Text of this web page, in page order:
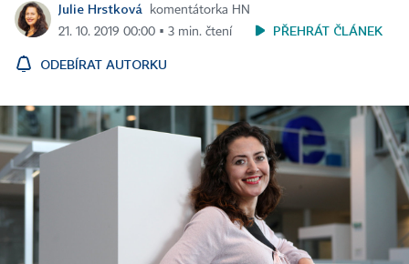
Julie Hrstková
komentátorka HN
21. 10. 2019 00:00 ▪ 3 min. čtení
PŘEHRÁT ČLÁNEK
ODEBÍRAT AUTORKU